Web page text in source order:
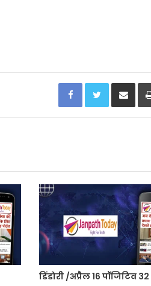
Facebook Twitter
डिंडोरी /अप्रैल 16 पॉजिटिव 32